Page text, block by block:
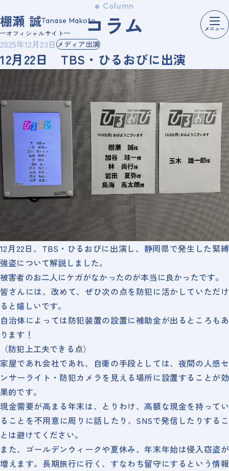
棚瀬 誠Tanase Makoto
オフィシャルサイト メニュー
Column
コ ラム
2025年12月23日 メディア出演
12月22日 TBS・ひるおびに出演
12月22日、TBS・ひるおびに出演し、静岡県で発生した緊縛
強盗について解説しました。
被害者のお二人にケガがなかったのが本当に良かったです。
皆さんには、改めて、ぜひ次の点を防犯に活かしていただけ
ると嬉しいです。
自治体によっては防犯装置の設置に補助金が出るところもあ
ります！
（防犯上工夫できる点）
家屋であれ会社であれ、自衛の手段としては、夜間の人感セ
ンサーライト・防犯カメラを見える場所に設置することが効
果的です。
現金需要が高まる年末は、とりわけ、高額な現金を持ってい
ることを不用意に周りに話したり、SNSで発信したりするこ
とは避けてください。
また、ゴールデンウィークや夏休み、年末年始は侵入窃盗が
増えます。長期旅行に行く、すなわち留守にするという情報